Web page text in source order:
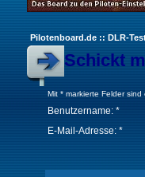
Pilotenboard.de :: DLR-
Schickt
Mit * markierte Felder sind
Benutzername: *
E-Mail-Adresse: *